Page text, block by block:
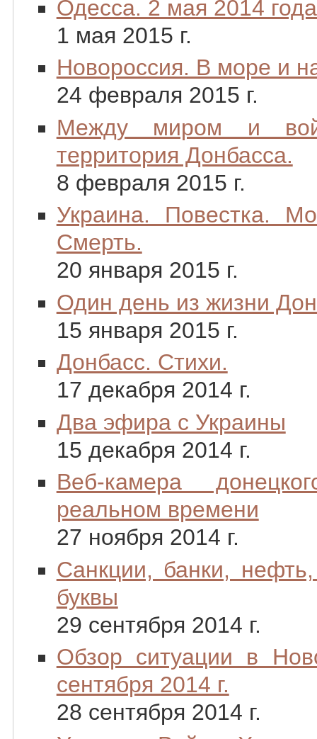
Одесса. 2 мая 2014
1 мая 2015 г.
Новороссия. В море и
24 февраля 2015 г.
Между миром и
территория Донбасса.
8 февраля 2015 г.
Украина. Повестка.
Смерть.
20 января 2015 г.
Один день из жизни
15 января 2015 г.
Донбасс. Стихи.
17 декабря 2014 г.
Два эфира с Украины
15 декабря 2014 г.
Веб-камера
реальном времени
27 ноября 2014 г.
Санкции, банки,
буквы
29 сентября 2014 г.
Обзор ситуации в
сентября 2014 г.
28 сентября 2014 г.